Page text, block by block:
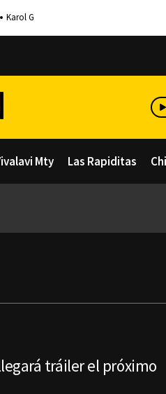
Karol G
Mty Las Rapiditas
tráiler el próximo